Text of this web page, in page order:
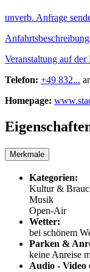
unverb. Anfrage
Veranstaltung auf der
Telefon: +49 832...
Homepage:
Merkmale
Kategorien:
Kultur &
Musik
Open-Air
Wetter:
bei schönem
Parken &
keine Anreise
Audio - Video